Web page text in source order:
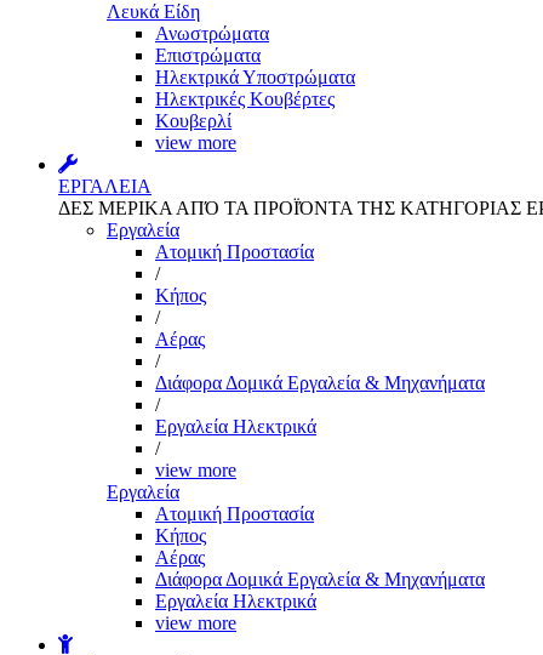
Λευκά Είδη
Ανωστρώματα
Επιστρώματα
Ηλεκτρικά Υποστρώματα
Ηλεκτρικές Κουβέρτες
Κουβερλί
view more
ΕΡΓΑΛΕΙΑ
ΔΕΣ ΜΕΡΙΚΑ ΑΠΌ ΤΑ ΠΡΟΪΌΝΤΑ ΤΗΣ ΚΑΤΗΓΟΡΙΑΣ
Εργαλεία
Aτομική Προστασία
/
Kήπος
/
Αέρας
/
Διάφορα Δομικά Εργαλεία & Μηχανήματα
/
Εργαλεία Ηλεκτρικά
/
view more
Εργαλεία
Aτομική Προστασία
Kήπος
Αέρας
Διάφορα Δομικά Εργαλεία & Μηχανήματα
Εργαλεία Ηλεκτρικά
view more